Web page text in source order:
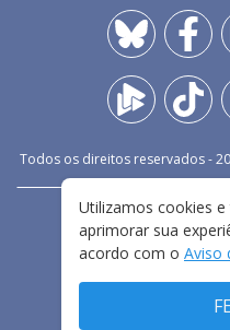
Todos os direitos reservados -
FALE
TERMOS E
Utilizamos cookies
aprimorar sua
acordo com o Aviso